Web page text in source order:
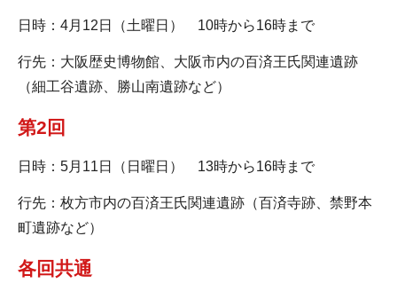
日時：4月12日（土曜日） 10時から16時まで
行先：大阪歴史博物館、大阪市内の百済王氏関連遺跡
（細工谷遺跡、勝山南遺跡など）
第2回
日時：5月11日（日曜日） 13時から16時まで
行先：枚方市内の百済王氏関連遺跡（百済寺跡、禁野本
町遺跡など）
各回共通